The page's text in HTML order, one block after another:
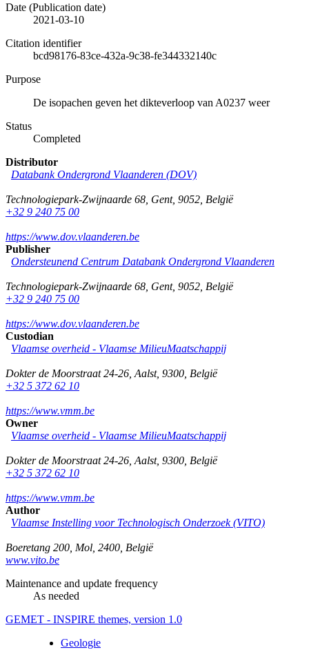
Date (Publication date)
2021-03-10
Citation identifier
bcd98176-83ce-432a-9c38-fe344332140c
Purpose
De isopachen geven het dikteverloop van A0237 weer
Status
Completed
Distributor
Databank Ondergrond Vlaanderen (DOV)
Technologiepark-Zwijnaarde 68 Gent, 9052 België
+32 9 240 75 00
https://www.dov.vlaanderen.be
Publisher
Ondersteunend Centrum Databank Ondergrond Vlaanderen
Technologiepark-Zwijnaarde 68 Gent, 9052 België
+32 9 240 75 00
https://www.dov.vlaanderen.be
Custodian
Vlaamse overheid - Vlaamse MilieuMaatschappij
Dokter de Moorstraat 24-26 Aalst, 9300 België
+32 5 372 62 10
https://www.vmm.be
Owner
Vlaamse overheid - Vlaamse MilieuMaatschappij
Dokter de Moorstraat 24-26 Aalst, 9300 België
+32 5 372 62 10
https://www.vmm.be
Author
Vlaamse Instelling voor Technologisch Onderzoek (VITO)
Boeretang 200 Mol 2400 België
www.vito.be
Maintenance and update frequency
As needed
GEMET - INSPIRE themes, version 1.0
Geologie